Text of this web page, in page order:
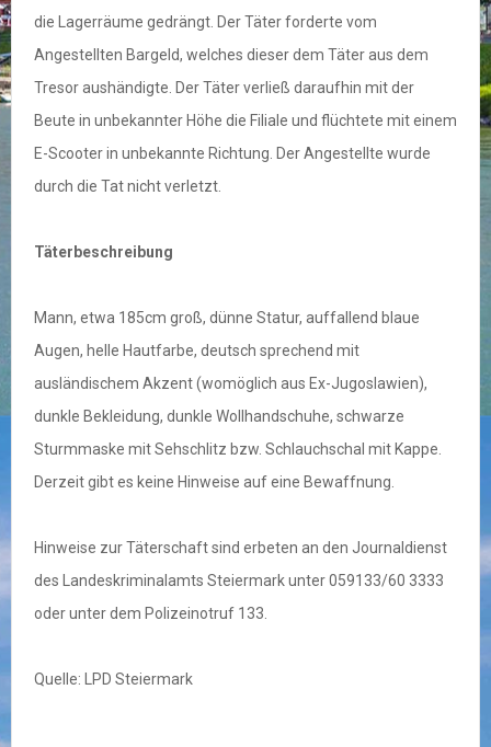
die Lagerräume gedrängt. Der Täter forderte vom
Angestellten Bargeld, welches dieser dem Täter aus dem
Tresor aushändigte. Der Täter verließ daraufhin mit der
Beute in unbekannter Höhe die Filiale und flüchtete mit einem
E-Scooter in unbekannte Richtung. Der Angestellte wurde
durch die Tat nicht verletzt.
Täterbeschreibung
Mann, etwa 185cm groß, dünne Statur, auffallend blaue
Augen, helle Hautfarbe, deutsch sprechend mit
ausländischem Akzent (womöglich aus Ex-Jugoslawien),
dunkle Bekleidung, dunkle Wollhandschuhe, schwarze
Sturmmaske mit Sehschlitz bzw. Schlauchschal mit Kappe.
Derzeit gibt es keine Hinweise auf eine Bewaffnung.
Hinweise zur Täterschaft sind erbeten an den Journaldienst
des Landeskriminalamts Steiermark unter 059133/60 3333
oder unter dem Polizeinotruf 133.
Quelle: LPD Steiermark